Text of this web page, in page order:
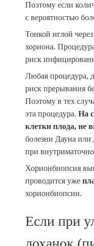
Поэтому если
с вероятностью
Тонкой иглой
хориона.
риск
Любая процедура,
риск прерывания
Поэтому в тех
эта процедура. На
клетки плода, не
болезни Дауна
при
Хорионбиопсия
проводится уже
хорионбиопсии.
Если при